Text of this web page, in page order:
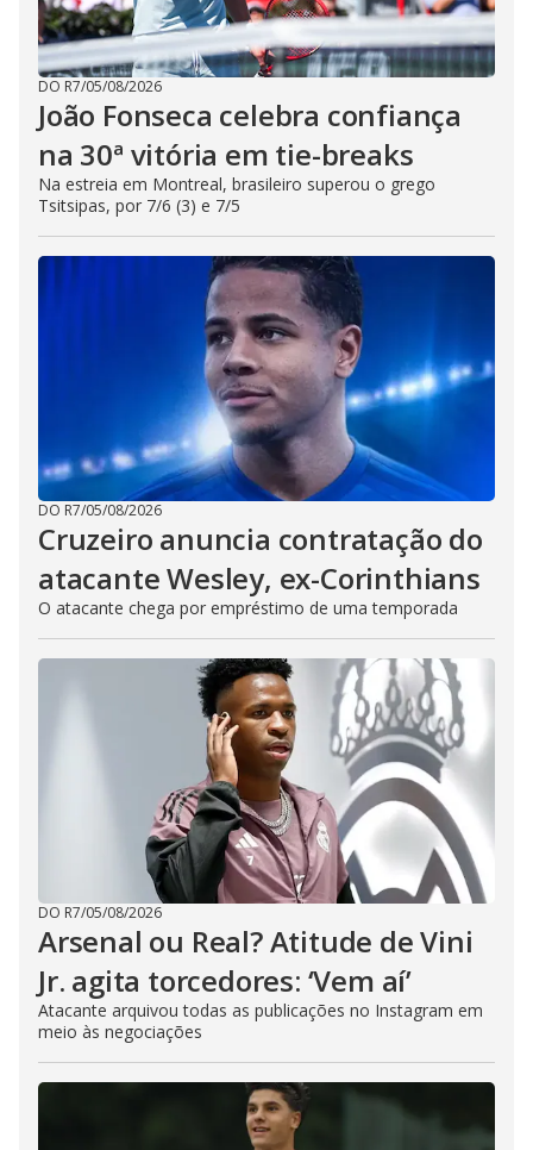
DO R7/05/08/2026
João Fonseca celebra confiança
na 30ª vitória em tie-breaks
Na estreia em Montreal, brasileiro superou o grego
Tsitsipas, por 7/6 (3) e 7/5
DO R7/05/08/2026
Cruzeiro anuncia contratação do
atacante Wesley, ex-Corinthians
O atacante chega por empréstimo de uma temporada
DO R7/05/08/2026
Arsenal ou Real? Atitude de Vini
Jr. agita torcedores: ‘Vem aí’
Atacante arquivou todas as publicações no Instagram em
meio às negociações